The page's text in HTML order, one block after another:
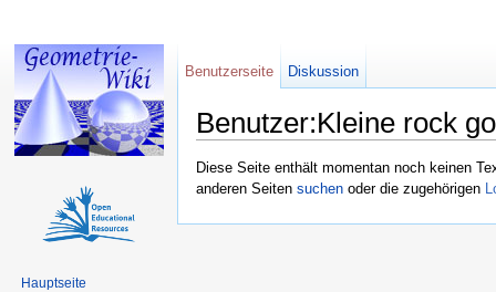
Benutzer:Kleine rock
Diese Seite enthält momentan noch keinen
anderen Seiten suchen oder die zugehörigen
Benutzerseite Diskussion
Hauptseite